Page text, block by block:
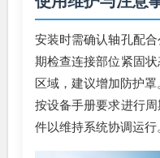
安装时需确认轴孔配
期检查连接部位紧固
区域，建议增加防护
按设备手册要求进行
件以维持系统协调运行。